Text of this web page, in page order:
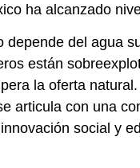
ha alcanzado
depende del agua
están
la oferta natural.
articula con una
social y